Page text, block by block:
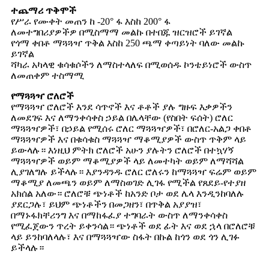
ተጨማሪ ጥቅሞች
የሥራ የሙቀት መጠን ከ -20° ፋ እስከ 200° ፋ
ለመተግበሪያዎችዎ በሚስማማ መልኩ በተበጁ ዝርዝሮች ይገኛል
የጎማ ቀበቶ ማጓጓዣ ጥቅል እስከ 250 ጫማ ቀጣይነት ባለው መልኩ
ይገኛል
ሻካራ አካላዊ ቁሳቁሶችን ለማስተላለፍ በሚወሰዱ ኮንቴይነሮች ውስጥ
ለመጠቀም ተስማሚ
የማጓጓዣ ሮለሮች
የማጓጓዣ ሮለሮች እንደ ሳጥኖች እና ቶቶች ያሉ ግዙፍ እቃዎችን
ለመደገፍ እና ለማንቀሳቀስ ኃይል በሌላቸው (የስበት ፍሰት) ሮለር
ማጓጓዣዎች፣ በኃይል የሚሰሩ ሮለር ማጓጓዣዎች፣ በሮለር-አልጋ ቀበቶ
ማጓጓዣዎች እና በቁሳቁስ ማጓጓዣ ማቆሚያዎች ውስጥ ጥቅም ላይ
ይውላሉ። እነዚህ ምትክ ሮለሮች አሁን ያሉትን ሮለሮች በተኳሃኝ
ማጓጓዣዎች ወይም ማቆሚያዎች ላይ ለመተካት ወይም ለማሻሻል
ሊያገለግሉ ይችላሉ። እያንዳንዱ ሮለር ሮለሩን ከማጓጓዣ ፍሬም ወይም
ማቆሚያ ለመጫን ወይም ለማስወገድ ሊገፋ የሚችል የጸደይ-የተያዘ
አክሰል አለው። ሮለሮቹ ጭነቶች ከአንድ ቦታ ወደ ሌላ እንዲንከባለሉ
ያደርጋሉ፣ ይህም ጭነቶችን በመጋዘን፣ በጥቅል አያያዝ፣
በማኑፋክቸሪንግ እና በማከፋፈያ ተግባራት ውስጥ ለማንቀሳቀስ
የሚፈጀውን ጥረት ይቀንሳል። ጭነቶች ወደ ፊት እና ወደ ኋላ በሮለሮቹ
ላይ ይንከባለላሉ፣ እና በማጓጓዣው ስፋት በኩል ከጎን ወደ ጎን ሊገፉ
ይችላሉ።